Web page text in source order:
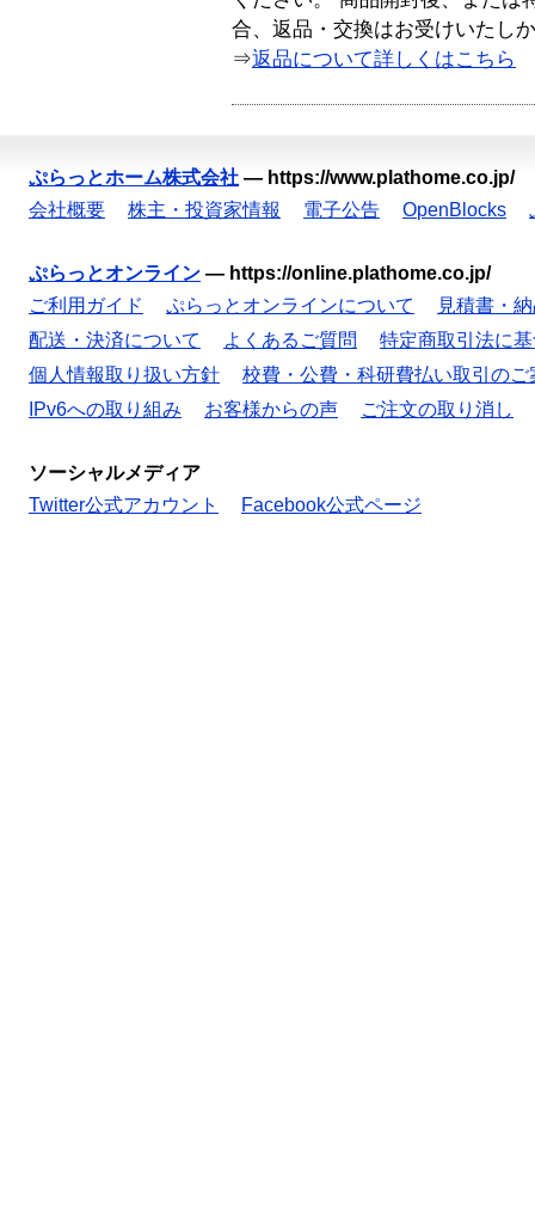
合、返品・交換はお受けいたし
⇒返品について詳しくはこちら
ぷらっとホーム株式会社 — https://www.plathome.co.jp/
会社概要
株主・投資家情報 電子公告 OpenBlocks
ぷらっとオンライン — https://online.plathome.co.jp/
ご利用ガイド
ぷらっとオンラインについて
見積書・
配送・決済について
よくあるご質問
特定商取引法に
個人情報取り扱い方針
校費・公費・科研費払い取引のご
IPv6への取り組み
お客様からの声 ご注文の取り消し
ソーシャルメディア
Twitter公式アカウント
Facebook公式ページ